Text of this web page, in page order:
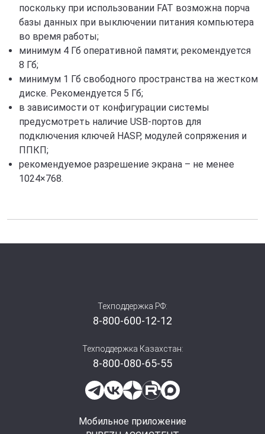
поскольку при использовании FAT возможна порча
базы данных при выключении питания компьютера
во время работы;
минимум 4 Гб оперативной памяти; рекомендуется
8 Гб;
минимум 1 Гб свободного пространства на жестком
диске. Рекомендуется 5 Гб;
в зависимости от конфигурации системы
предусмотреть наличие USB-портов для
подключения ключей HASP, модулей сопряжения и
ППКП;
рекомендуемое разрешение экрана – не менее
1024×768.
Техподдержка РФ:
8-800-600-12-12
Техподдержка Казахстан:
8-800-080-65-55
Мобильное приложение